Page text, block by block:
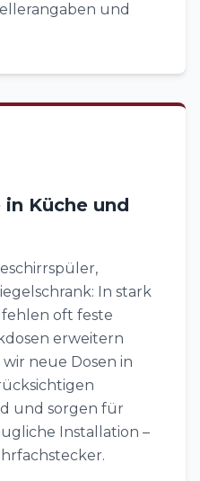
und
in Küche und
In stark
oft feste
erweitern
neue Dosen in
und sorgen für
Installation –